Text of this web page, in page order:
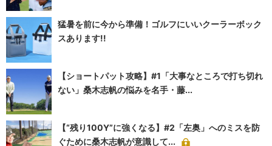
猛暑を前に今から準備！ゴルフにいいクーラーボック
スあります!!
【ショートパット攻略】#1「大事なところで打ち切れ
ない」桑木志帆の悩みを名手・藤...
【“残り100Y”に強くなる】#2「左奥」へのミスを防
ぐために桑木志帆が意識して...